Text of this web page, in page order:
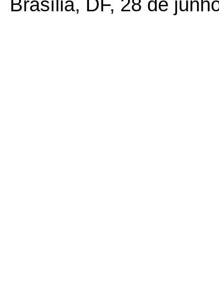
Brasília, DF, 28 de